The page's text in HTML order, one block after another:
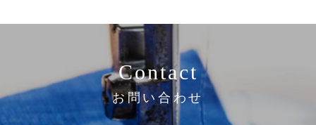
Contact
お問い合わせ